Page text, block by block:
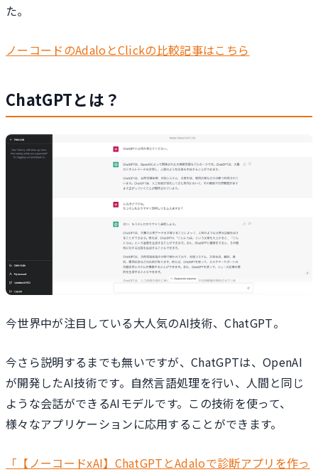
た。
ノーコードのAdaloとClickの比較記事はこちら
ChatGPTとは？
今世界中が注目している大人気のAI技術、ChatGPT。
今さら説明するまでも無いですが、ChatGPTは、OpenAI
が開発したAI技術です。自然言語処理を行い、人間と同じ
ような会話ができるAIモデルです。この技術を使って、
様々なアプリケーションに応用することができます。
「【ノーコードxAI】ChatGPTとAdaloで診断アプリを作っ